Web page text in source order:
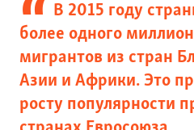
В 2015 году
более одного
мигрантов из стран
Азии и Африки. Это
росту популярности